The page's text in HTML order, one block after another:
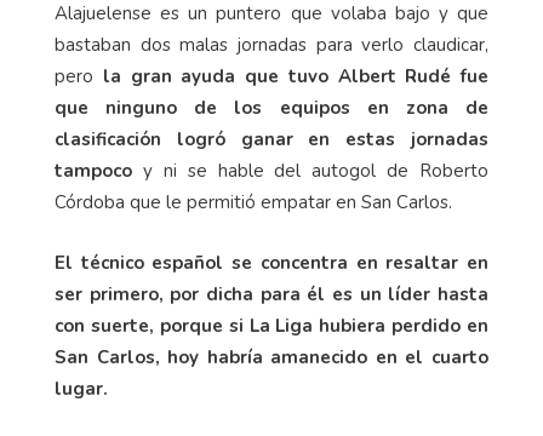
Alajuelense es un puntero que volaba bajo y que
bastaban dos malas jornadas para verlo claudicar,
pero la gran ayuda que tuvo Albert Rudé fue
que ninguno de los equipos en zona de
clasificación logró ganar en estas jornadas
tampoco y ni se hable del autogol de Roberto
Córdoba que le permitió empatar en San Carlos.
El técnico español se concentra en resaltar en
ser primero, por dicha para él es un líder hasta
con suerte, porque si La Liga hubiera perdido en
San Carlos, hoy habría amanecido en el cuarto
lugar.